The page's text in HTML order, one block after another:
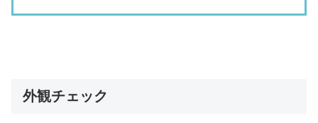
外観チェック